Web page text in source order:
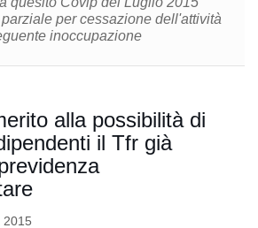
per cessazione dell'attività
inoccupazione
alla possibilità di
il T​fr​ già
2015